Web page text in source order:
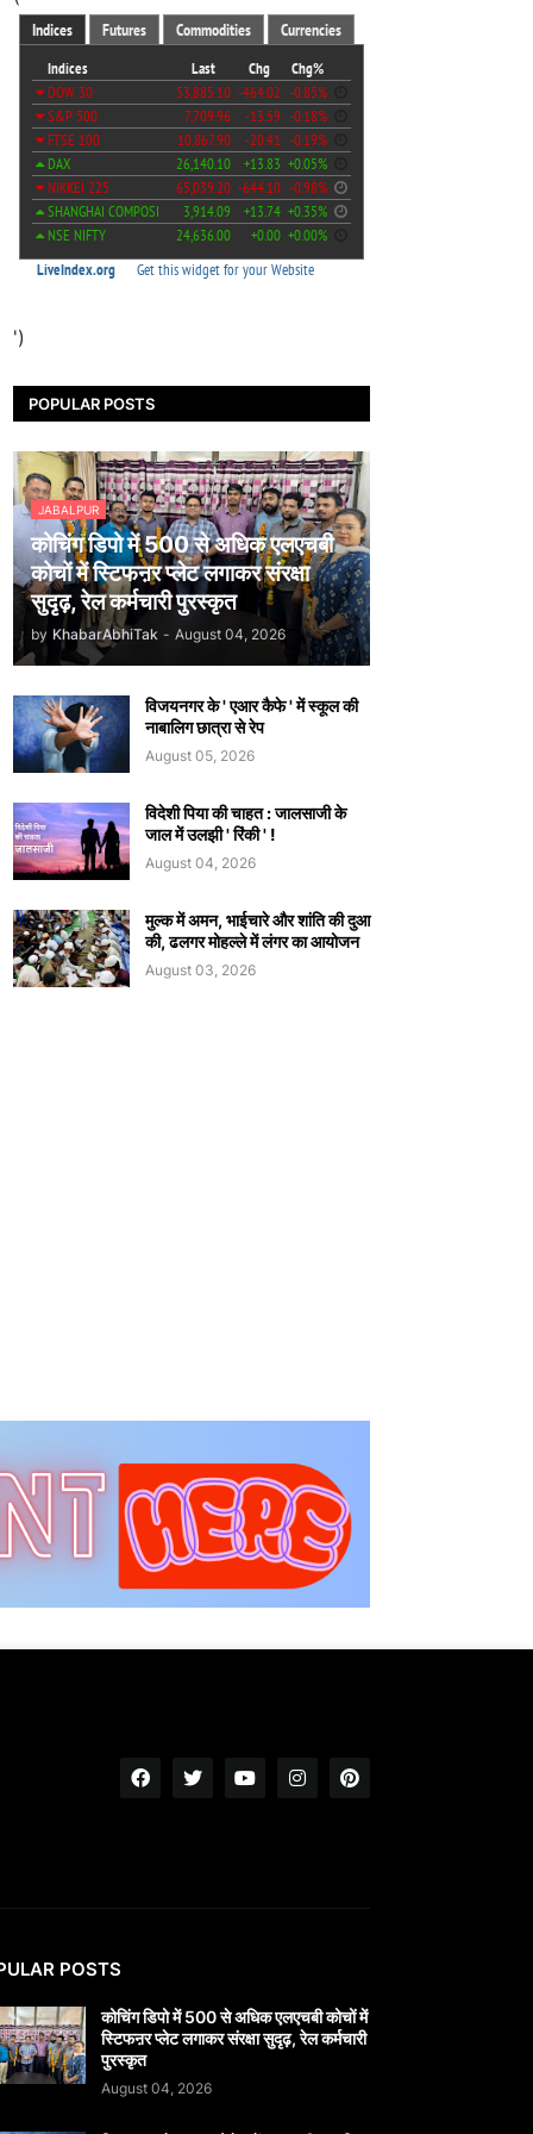
')
POPULAR POSTS
JABALPUR
कोचिंग डिपो में 500 से अधिक एलएचबी
कोचों में स्टिफऩर प्लेट लगाकर संरक्षा
सुदृढ़, रेल कर्मचारी पुरस्कृत
by KhabarAbhiTak - August 04, 2026
विजयनगर के ' एआर कैफे ' में स्कूल की
नाबालिग छात्रा से रेप
August 05, 2026
विदेशी पिया की चाहत : जालसाजी के
जाल में उलझी ' रिंकी ' !
August 04, 2026
मुल्क में अमन, भाईचारे और शांति की दुआ
की, ढलगर मोहल्ले में लंगर का आयोजन
August 03, 2026
POSTS
कोचिंग डिपो में 500 से अधिक एलएचबी कोचों में
स्टिफऩर प्लेट लगाकर संरक्षा सुदृढ़, रेल कर्मचारी
पुरस्कृत
August 04, 2026